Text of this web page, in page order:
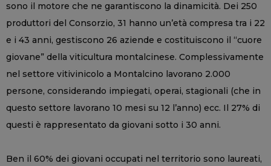
sono il motore che ne garantiscono la dinamicità. Dei 250
produttori del Consorzio, 31 hanno un’età compresa tra i 22
e i 43 anni, gestiscono 26 aziende e costituiscono il “cuore
giovane” della viticultura montalcinese. Complessivamente
nel settore vitivinicolo a Montalcino lavorano 2.000
persone, considerando impiegati, operai, stagionali (che in
questo settore lavorano 10 mesi su 12 l’anno) ecc. Il 27% di
questi è rappresentato da giovani sotto i 30 anni.
Ben il 60% dei giovani occupati nel territorio sono laureati,